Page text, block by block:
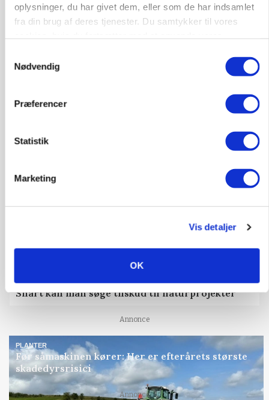
oplysninger, du har givet dem, eller som de har indsamlet
fra din brug af deres tjenester. Du samtykker til vores
Nødvendig
Præferencer
Statistik
Marketing
Vis detaljer
OK
»Nu stopper I«: Landbrugsdebattør og
KVÆG
Snart kan man søge tilskud til naturprojekter
Annonce
PLANTER
Før såmaskinen kører: Her er efterårets største
skadedyrsrisici
Annonce